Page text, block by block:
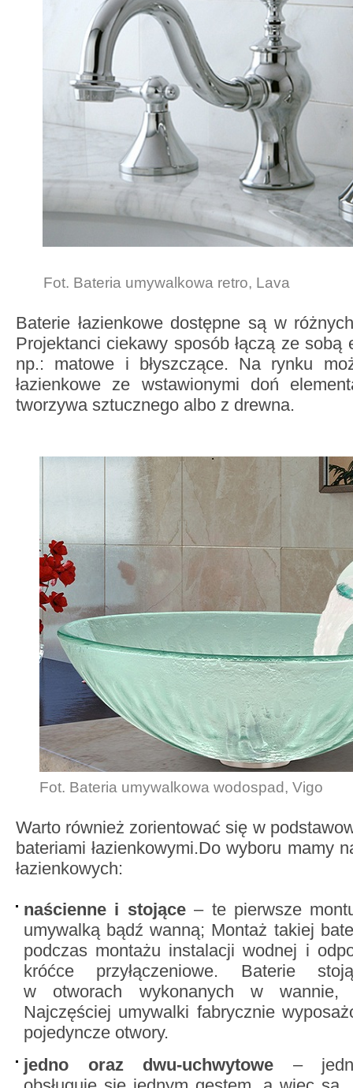
Fot. Bateria umywalkowa retro, Lava
Baterie łazienkowe dostępne są w
Projektanci ciekawy sposób łączą ze sobą
np.: matowe i błyszczące. Na rynku
łazienkowe ze wstawionymi doń
tworzywa sztucznego albo z drewna.
Fot. Bateria umywalkowa wodospad, Vigo
Warto również zorientować się w
bateriami łazienkowymi.Do wyboru mamy
łazienkowych:
naścienne i stojące– te pierwsze
umywalką bądź wanną; Montaż takiej
podczas montażu instalacji wodnej i
króćce przyłączeniowe. Baterie
w otworach wykonanych w wannie,
Najczęściej umywalki fabrycznie
pojedyncze otwory.
jedno oraz dwu-uchwytowe –